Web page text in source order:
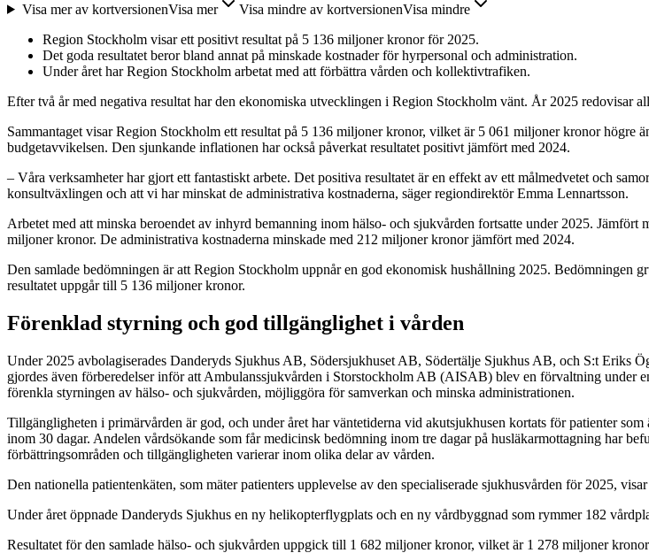
Visa mer av kortversionenVisa mer Visa mindre av kortversionenVisa mindre
Region Stockholm visar ett positivt resultat på 5 136 miljoner kronor för 2025.
Det goda resultatet beror bland annat på minskade kostnader för hyrpersonal och administration.
Under året har Region Stockholm arbetat med att förbättra vården och kollektivtrafiken.
Efter två år med negativa resultat har den ekonomiska utvecklingen i Region Stockholm vänt. År 2025 redovisar
Sammantaget visar Region Stockholm ett resultat på 5 136 miljoner kronor, vilket är 5 061 miljoner kronor
budgetavvikelsen. Den sjunkande inflationen har också påverkat resultatet positivt jämfört med 2024.
– Våra verksamheter har gjort ett fantastiskt arbete. Det positiva resultatet är en effekt av ett målmedvetet och
konsultväxlingen och att vi har minskat de administrativa kostnaderna, säger regiondirektör Emma Lennartsson.
Arbetet med att minska beroendet av inhyrd bemanning inom hälso- och sjukvården fortsatte under 2025.
miljoner kronor. De administrativa kostnaderna minskade med 212 miljoner kronor jämfört med 2024.
Den samlade bedömningen är att Region Stockholm uppnår en god ekonomisk hushållning 2025. Bedömningen
resultatet uppgår till 5 136 miljoner kronor.
Förenklad styrning och god tillgänglighet i vården
Under 2025 avbolagiserades Danderyds Sjukhus AB, Södersjukhuset AB, Södertälje Sjukhus AB, och S:t Eriks
gjordes även förberedelser inför att Ambulanssjukvården i Storstockholm AB (AISAB) blev en förvaltning under
förenkla styrningen av hälso- och sjukvården, möjliggöra för samverkan och minska administrationen.
Tillgängligheten i primärvården är god, och under året har väntetiderna vid akutsjukhusen kortats för patienter
inom 30 dagar. Andelen vårdsökande som får medicinsk bedömning inom tre dagar på husläkarmottagning har
förbättringsområden och tillgängligheten varierar inom olika delar av vården.
Den nationella patientenkäten, som mäter patienters upplevelse av den specialiserade sjukhusvården för 2025,
Under året öppnade Danderyds Sjukhus en ny helikopterflygplats och en ny vårdbyggnad som rymmer 182
Resultatet för den samlade hälso- och sjukvården uppgick till 1 682 miljoner kronor, vilket är 1 278 miljoner